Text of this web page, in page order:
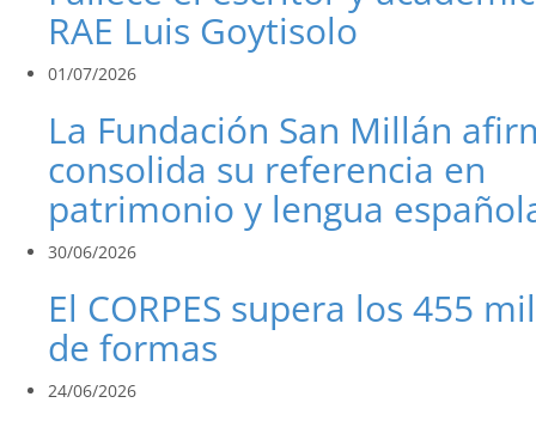
RAE Luis Goytisolo
01/07/2026
La Fundación San Millán
consolida su referencia en
patrimonio y lengua
30/06/2026
El CORPES supera los 455
de formas
24/06/2026